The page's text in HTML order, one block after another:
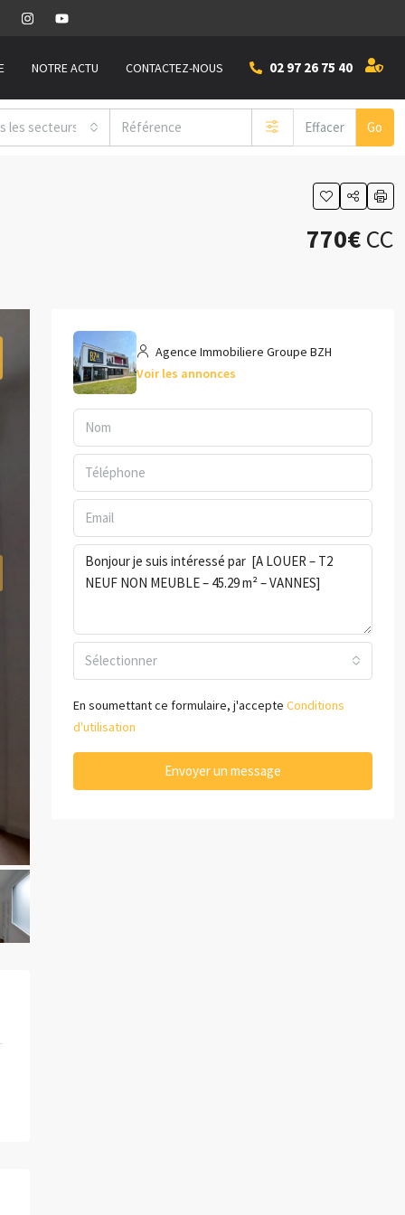
NOTRE ACTU CONTACTEZ-NOUS 02 97 26 75 40
les secteurs Effacer Go
770€CC
Agence Immobiliere Groupe BZH
Voir les annonces
Sélectionner
En soumettant ce formulaire, j'accepte Conditions
d'utilisation
Envoyer un message